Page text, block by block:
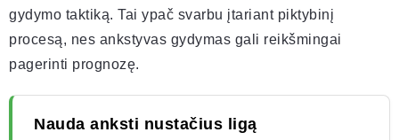
gydymo taktiką. Tai ypač svarbu įtariant piktybinį
procesą, nes ankstyvas gydymas gali reikšmingai
pagerinti prognozę.
Nauda anksti nustačius ligą